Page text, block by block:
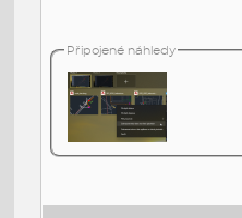
Připojené náhledy